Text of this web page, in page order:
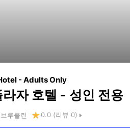
- Adults Only
자 호텔 - 성인 전용
브루클린 0.0 (리뷰 0)